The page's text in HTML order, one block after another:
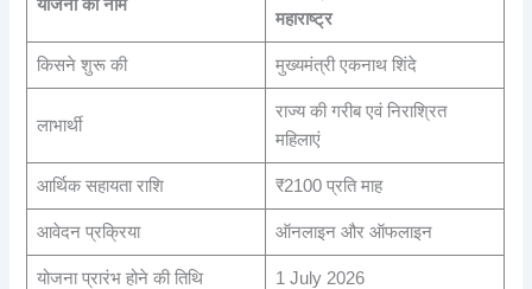
योजना का नाम
महाराष्ट्र
किसने शुरू की मुख्यमंत्री एकनाथ शिंदे
लाभार्थी
राज्य की गरीब एवं निराश्रित
महिलाएं
आर्थिक सहायता राशि ₹2100 प्रति माह
आवेदन प्रक्रिया ऑनलाइन और ऑफलाइन
योजना प्रारंभ होने की तिथि 1 July 2026